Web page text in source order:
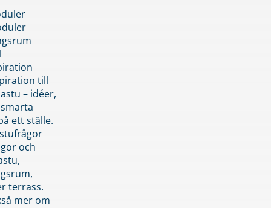
till
– idéer,
ett ställe.
och
terrass.
mer om